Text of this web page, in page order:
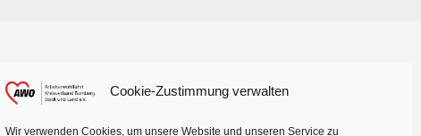
Cookie-Zustimmung verwalten
Wir verwenden Cookies, um unsere Website und unseren Service zu